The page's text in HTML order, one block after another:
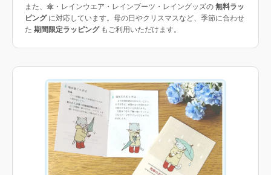
また、傘・レインウエア・レインブーツ・レイングッズの 無料ラッ
ピングに対応しています。母の日やクリスマスなど、季節に合わせ
た 期間限定ラッピングもご利用いただけます。